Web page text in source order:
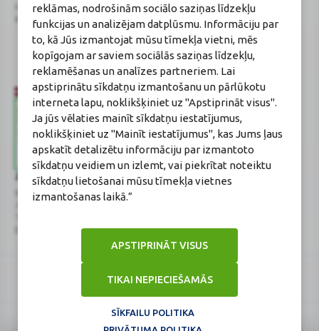
reklāmas, nodrošinām sociālo saziņas līdzekļu
funkcijas un analizējam datplūsmu. Informāciju par
to, kā Jūs izmantojat mūsu tīmekļa vietni, mēs
kopīgojam ar saviem sociālās saziņas līdzekļu,
reklamēšanas un analīzes partneriem. Lai
apstiprinātu sīkdatņu izmantošanu un pārlūkotu
interneta lapu, noklikšķiniet uz "Apstiprināt visus".
Ja jūs vēlaties mainīt sīkdatņu iestatījumus,
noklikšķiniet uz "Mainīt iestatījumus", kas Jums ļaus
apskatīt detalizētu informāciju par izmantoto
sīkdatņu veidiem un izlemt, vai piekrītat noteiktu
sīkdatņu lietošanai mūsu tīmekļa vietnes
izmantošanas laikā.”
TIKAI NEPIECIEŠAMĀS
APSTIPRINĀT VISUS
SĪKFAILU POLITIKA
novads, LV-2130
Reģistrācijas Nr.: 40003252167
Aptiekas vadītāja:
Sertificēta farmaceite: Jeļena
Gončarova
Reģistrācijas Nr.: F-0834
Sertifikāta Nr.: 215.2025
Zāļu valsts aģentūra
www.zva.gov.lv
Jersikas iela 15, Rīga
E-pasts: info@zva.gov.lv
Veselības inspekcija
E-pasts: vi@vi.gov.lv